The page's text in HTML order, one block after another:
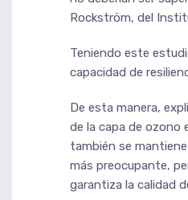
Rockström, del
Teniendo este
capacidad de
De esta manera,
de la capa de ozono
también se
más preocupante,
garantiza la calidad